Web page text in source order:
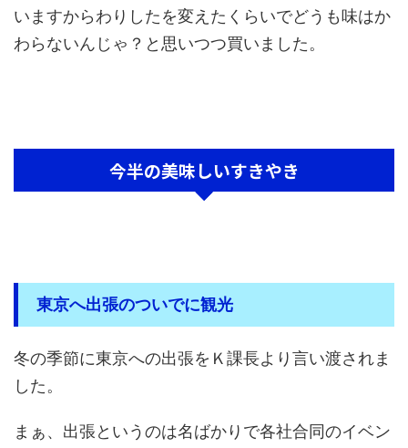
いますからわりしたを変えたくらいでどうも味はか
わらないんじゃ？と思いつつ買いました。
今半の美味しいすきやき
東京へ出張のついでに観光
冬の季節に東京への出張をＫ課長より言い渡されま
した。
まぁ、出張というのは名ばかりで各社合同のイベン